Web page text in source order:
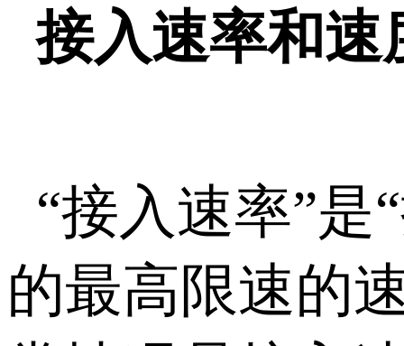
接入速率和速
“接入速率”
的最高限速的